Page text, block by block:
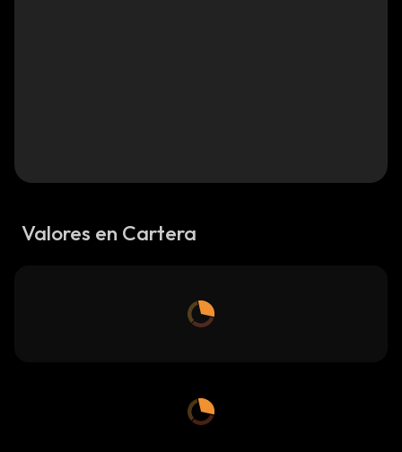
Valores en Cartera